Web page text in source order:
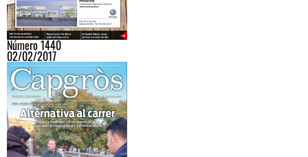
Número 1440
02/02/2017